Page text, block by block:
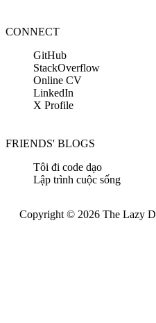
CONNECT
GitHub
StackOverflow
Online CV
LinkedIn
X Profile
FRIENDS' BLOGS
Tôi đi code dạo
Lập trình cuộc sống
Copyright © 2026 The Lazy